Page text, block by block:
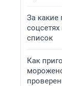
За какие
список
Как